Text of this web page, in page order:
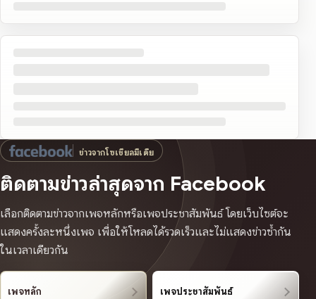
ข่าวจากโซเชียลมีเดีย
ติดตามข่าวล่าสุดจาก Facebook
เลือกติดตามข่าวจากเพจหลักหรือเพจประชาสัมพันธ์ โดยเว็บไซต์จะ
แสดงครั้งละหนึ่งเพจ เพื่อให้โหลดได้รวดเร็วและไม่แสดงข่าวซ้ำกัน
ในเวลาเดียวกัน
เพจหลัก เพจประชาสัมพันธ์